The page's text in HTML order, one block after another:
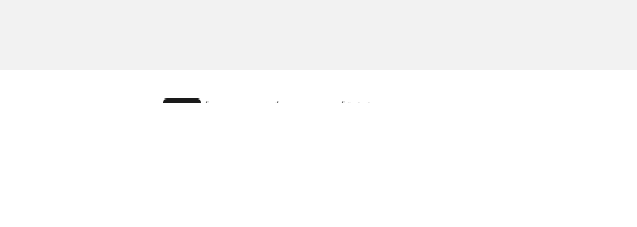
/ 2007